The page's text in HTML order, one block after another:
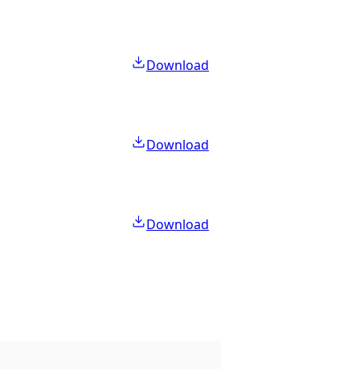
Download
Download
Download